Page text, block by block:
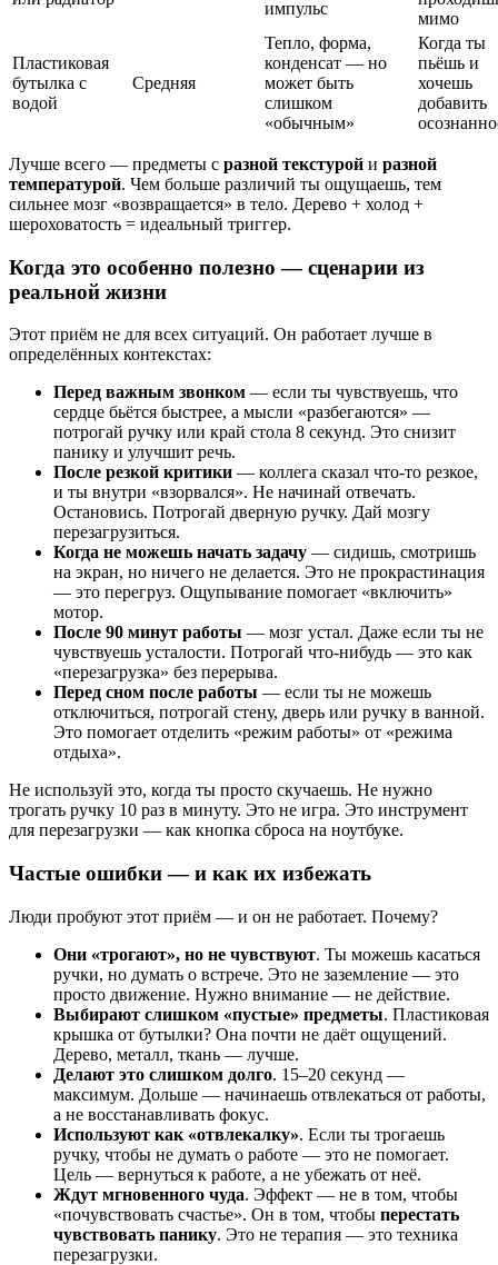
импульс
мимо
Пластиковая
бутылка с
водой
Средняя
Тепло, форма,
конденсат — но
может быть
слишком
«обычным»
Когда ты
пьёшь и
хочешь
добавить
Лучше всего — предметы с разной текстурой и разной
температурой. Чем больше различий ты ощущаешь, тем
сильнее мозг «возвращается» в тело. Дерево + холод +
шероховатость = идеальный триггер.
Когда это особенно полезно — сценарии из
реальной жизни
Этот приём не для всех ситуаций. Он работает лучше в
определённых контекстах:
Перед важным звонком — если ты чувствуешь, что
сердце бьётся быстрее, а мысли «разбегаются» —
потрогай ручку или край стола 8 секунд. Это снизит
панику и улучшит речь.
После резкой критики — коллега сказал что-то резкое,
и ты внутри «взорвался». Не начинай отвечать.
Остановись. Потрогай дверную ручку. Дай мозгу
перезагрузиться.
Когда не можешь начать задачу — сидишь, смотришь
на экран, но ничего не делается. Это не прокрастинация
— это перегруз. Ощупывание помогает «включить»
мотор.
После 90 минут работы — мозг устал. Даже если ты не
чувствуешь усталости. Потрогай что-нибудь — это как
«перезагрузка» без перерыва.
Перед сном после работы — если ты не можешь
отключиться, потрогай стену, дверь или ручку в ванной.
Это помогает отделить «режим работы» от «режима
отдыха».
Не используй это, когда ты просто скучаешь. Не нужно
трогать ручку 10 раз в минуту. Это не игра. Это инструмент
для перезагрузки — как кнопка сброса на ноутбуке.
Частые ошибки — и как их избежать
Люди пробуют этот приём — и он не работает. Почему?
Они «трогают», но не чувствуют. Ты можешь касаться
ручки, но думать о встрече. Это не заземление — это
просто движение. Нужно внимание — не действие.
Выбирают слишком «пустые» предметы. Пластиковая
крышка от бутылки? Она почти не даёт ощущений.
Дерево, металл, ткань — лучше.
Делают это слишком долго. 15–20 секунд —
максимум. Дольше — начинаешь отвлекаться от работы,
а не восстанавливать фокус.
Используют как «отвлекалку». Если ты трогаешь
ручку, чтобы не думать о работе — это не помогает.
Цель — вернуться к работе, а не убежать от неё.
Ждут мгновенного чуда. Эффект — не в том, чтобы
«почувствовать счастье». Он в том, чтобы перестать
чувствовать панику. Это не терапия — это техника
перезагрузки.